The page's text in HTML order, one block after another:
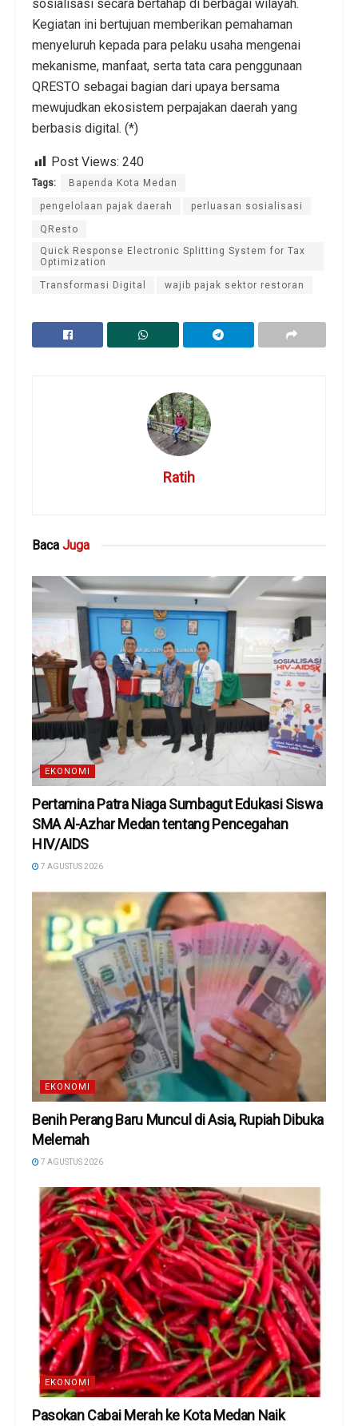
sosialisasi secara bertahap di berbagai wilayah.
Kegiatan ini bertujuan memberikan pemahaman
menyeluruh kepada para pelaku usaha mengenai
mekanisme, manfaat, serta tata cara penggunaan
QRESTO sebagai bagian dari upaya bersama
mewujudkan ekosistem perpajakan daerah yang
berbasis digital. (*)
Post Views: 240
Tags: Bapenda Kota Medan
pengelolaan pajak daerah perluasan sosialisasi
QResto
Quick Response Electronic Splitting System for Tax
Optimization
Transformasi Digital wajib pajak sektor restoran
Ratih
Baca Juga
EKONOMI
Pertamina Patra Niaga Sumbagut Edukasi Siswa
SMA Al-Azhar Medan tentang Pencegahan
HIV/AIDS
7 AGUSTUS 2026
EKONOMI
Benih Perang Baru Muncul di Asia, Rupiah Dibuka
Melemah
7 AGUSTUS 2026
EKONOMI
Pasokan Cabai Merah ke Kota Medan Naik